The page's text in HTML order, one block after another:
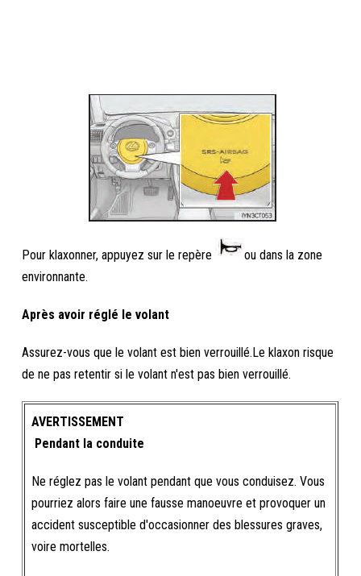
Pour klaxonner, appuyez sur le repère
ou dans la zone
environnante.
Après avoir réglé le volant
Assurez-vous que le volant est bien verrouillé.Le klaxon risque
de ne pas retentir si le volant n'est pas bien verrouillé.
AVERTISSEMENT
Pendant la conduite
Ne réglez pas le volant pendant que vous conduisez. Vous
pourriez alors faire une fausse manoeuvre et provoquer un
accident susceptible d'occasionner des blessures graves,
voire mortelles.